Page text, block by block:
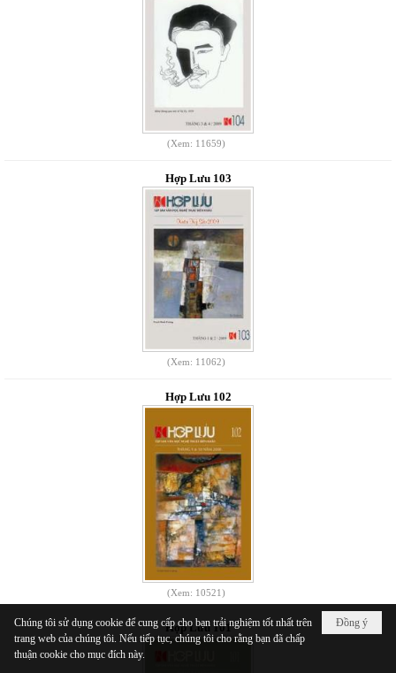
(Xem: 11659)
Hợp Lưu 103
(Xem: 11062)
Hợp Lưu 102
(Xem: 10521)
Hợp Lưu 101 Đồng ý
Chúng tôi sử dụng cookie để cung cấp cho bạn trải nghiệm tốt nhất trên
trang web của chúng tôi. Nếu tiếp tục, chúng tôi cho rằng bạn đã chấp
thuận cookie cho mục đích này.